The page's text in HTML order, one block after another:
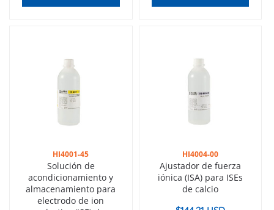
HI4001-45
Solución de
acondicionamiento y
almacenamiento para
electrodo de ion
HI4004-00
Ajustador de fuerza
iónica (ISA) para ISEs
de calcio